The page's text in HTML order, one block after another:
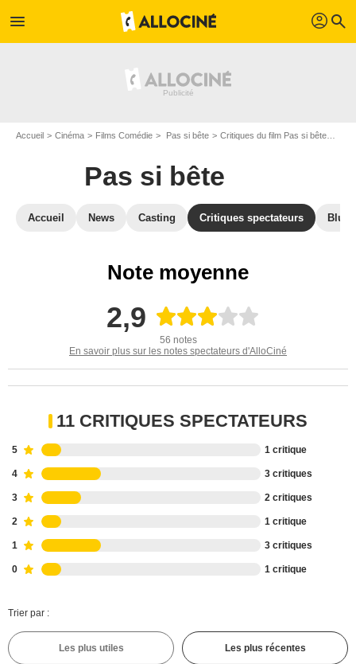
menu profil search
Accueil Cinéma Films Comédie Pas si bête Critiques du film Pas si bête
Pas si bête
Accueil News Casting Critiques spectateurs Blu-
Note moyenne
2,9
56 notes
En savoir plus sur les notes spectateurs d'AlloCiné
11 CRITIQUES SPECTATEURS
5 1 critique
4 3 critiques
3 2 critiques
2 1 critique
1 3 critiques
0 1 critique
Trier par :
Les plus utiles Les plus récentes